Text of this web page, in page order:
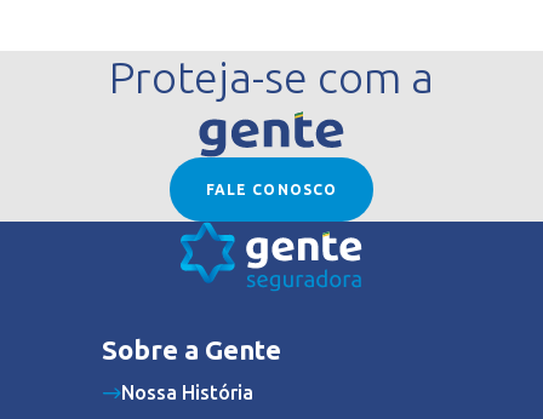
Proteja-se com a
FALE CONOSCO
Sobre a Gente
Nossa História